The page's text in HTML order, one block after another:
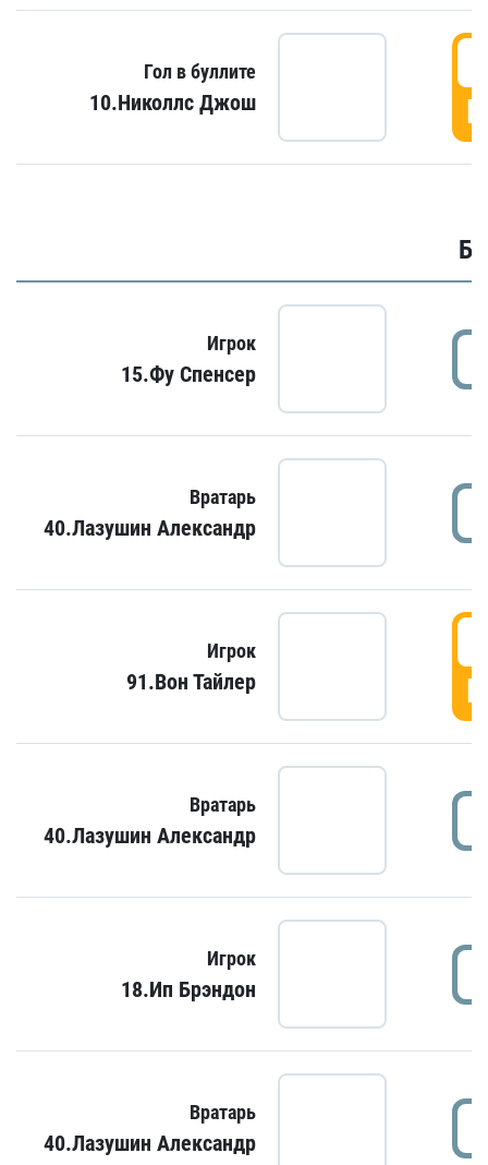
Гол в буллите
10.Николлс Джош
Игрок
15.Фу Спенсер
Вратарь
40.Лазушин Александр
Игрок
91.Вон Тайлер
Вратарь
40.Лазушин Александр
Игрок
18.Ип Брэндон
Вратарь
40.Лазушин Александр